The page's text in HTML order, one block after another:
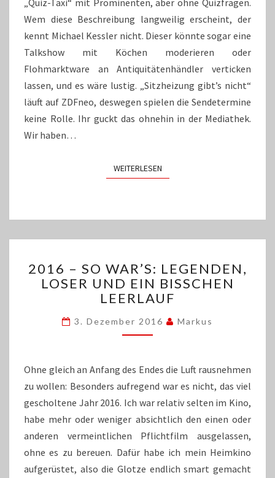
Wem diese Beschreibung langweilig erscheint, der
kennt Michael Kessler nicht. Dieser könnte sogar eine
Talkshow mit Köchen moderieren oder
Flohmarktware an Antiquitätenhändler verticken
lassen, und es wäre lustig. „Sitzheizung gibt’s nicht“
läuft auf ZDFneo, deswegen spielen die Sendetermine
keine Rolle. Ihr guckt das ohnehin in der Mediathek.
Wir haben…
WEITERLESENWEITERLESEN
–
SO
WAR’S:
LOSER
UND
LEERLAUF
2016 – SO WAR’S: LEGENDEN,
LOSER UND EIN BISSCHEN
LEERLAUF
3. Dezember 2016 Markus
Ohne gleich an Anfang des Endes die Luft rausnehmen
zu wollen: Besonders aufregend war es nicht, das viel
gescholtene Jahr 2016. Ich war relativ selten im Kino,
habe mehr oder weniger absichtlich den einen oder
anderen vermeintlichen Pflichtfilm ausgelassen,
ohne es zu bereuen. Dafür habe ich mein Heimkino
aufgerüstet, also die Glotze endlich smart gemacht